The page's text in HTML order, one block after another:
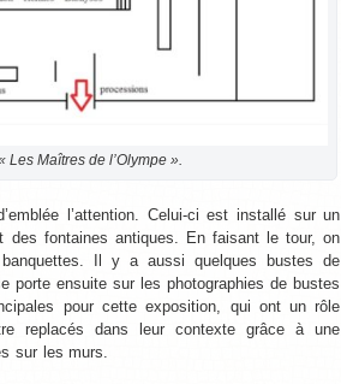
Maîtres de l’Olympe ».
l’attention. Celui-ci est installé sur un
des fontaines antiques. En faisant le tour, on
Il y a aussi quelques bustes de
porte ensuite sur les photographies de bustes
pour cette exposition, qui ont un rôle
replacés dans leur contexte grâce à une
sur les murs.